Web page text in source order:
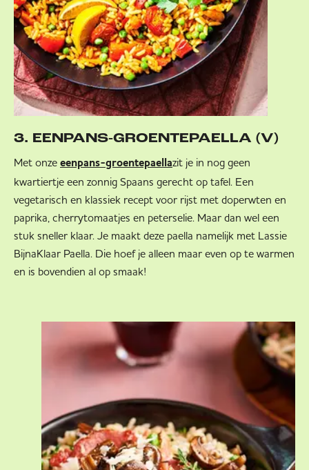
3. EENPANS-GROENTEPAELLA (V)
Met onze eenpans-groentepaellazit je in nog geen
kwartiertje een zonnig Spaans gerecht op tafel. Een
vegetarisch en klassiek recept voor rijst met doperwten en
paprika, cherrytomaatjes en peterselie. Maar dan wel een
stuk sneller klaar. Je maakt deze paella namelijk met Lassie
BijnaKlaar Paella. Die hoef je alleen maar even op te warmen
en is bovendien al op smaak!